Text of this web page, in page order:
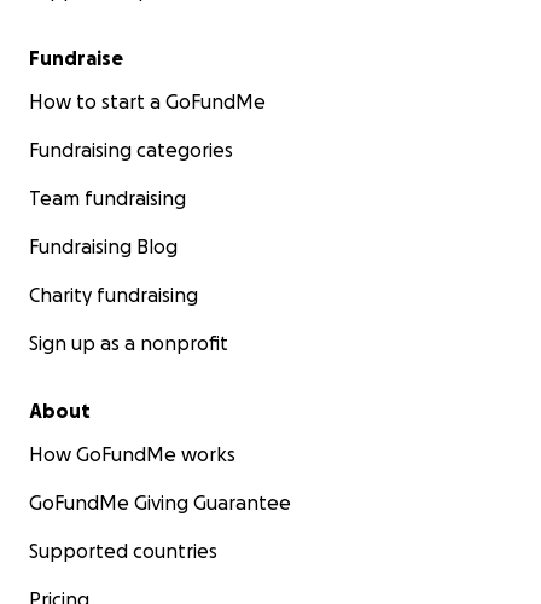
Fundraise
How to start a GoFundMe
Fundraising categories
Team fundraising
Fundraising Blog
Charity fundraising
Sign up as a nonprofit
About
How GoFundMe works
GoFundMe Giving Guarantee
Supported countries
Pricing